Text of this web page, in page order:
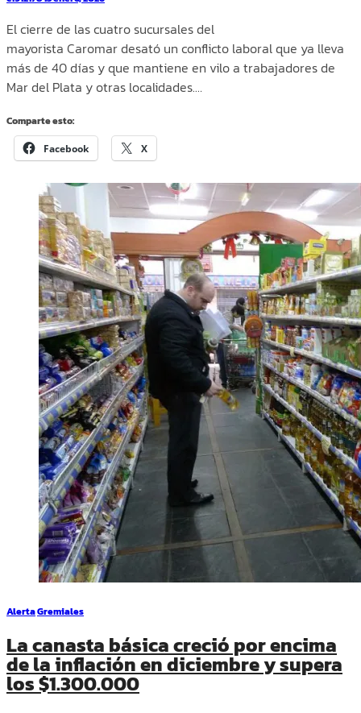
El cierre de las cuatro sucursales del
mayorista Caromar desató un conflicto laboral que ya lleva
más de 40 días y que mantiene en vilo a trabajadores de
Mar del Plata y otras localidades.…
Comparte esto:
Facebook X
AlertaGremiales
La canasta básica creció por encima
de la inflación en diciembre y supera
los $1.300.000